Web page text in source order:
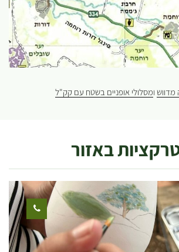
מדווש ומסלולי אופניים בשטח עם קק"ל
באזור